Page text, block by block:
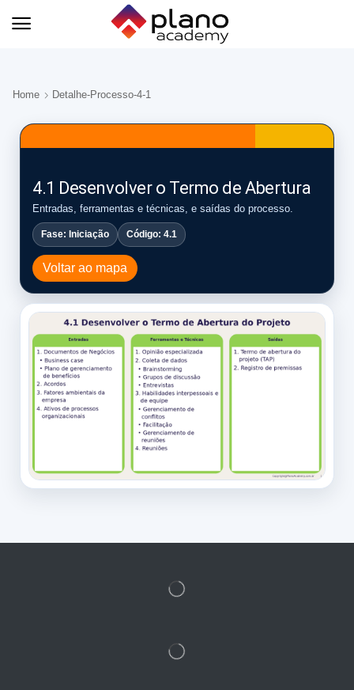
Home Detalhe-Processo-4-1
4.1 Desenvolver o Termo de Abertura
Entradas, ferramentas e técnicas, e saídas do processo.
Fase: Iniciação Código: 4.1
Voltar ao mapa